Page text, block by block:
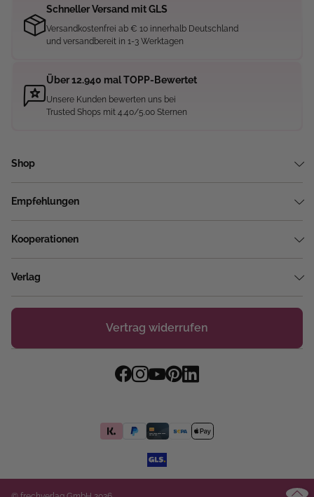
Schneller Versand mit GLS
Versandkostenfrei ab € 10 innerhalb Deutschland
und versandbereit in 1-3 Werktagen
Über 12.940 mal TOPP-Bewertet
Unsere Kunden bewerten uns bei
Trusted Shops mit 4.40/5.00 Sternen
Shop
Empfehlungen
Kooperationen
Verlag
Vertrag widerrufen